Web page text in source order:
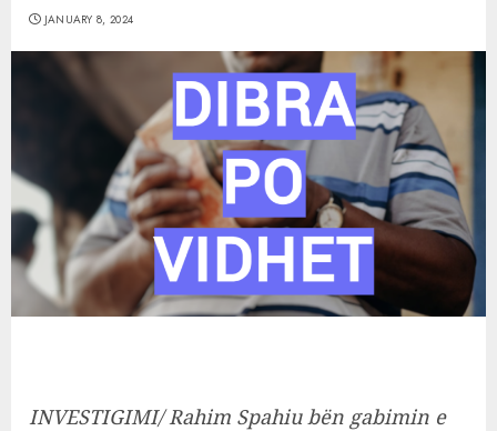
JANUARY 8, 2024
INVESTIGIMI/ Rahim Spahiu bën gabimin e